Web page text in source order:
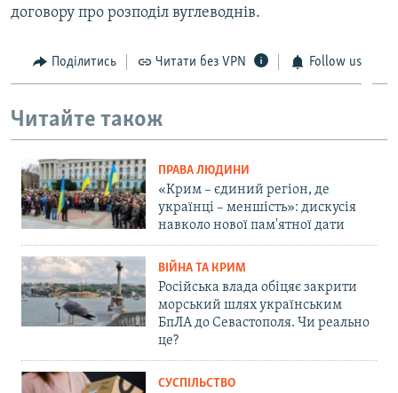
договору про розподiл вуглеводнiв.
Поділитись Читати без VPN Follow us
Читайте також
ПРАВА ЛЮДИНИ
«Крим – єдиний регіон, де
українці – меншість»: дискусія
навколо нової пам'ятної дати
ВІЙНА ТА КРИМ
Російська влада обіцяє закрити
морський шлях українським
БпЛА до Севастополя. Чи реально
це?
СУСПІЛЬСТВО